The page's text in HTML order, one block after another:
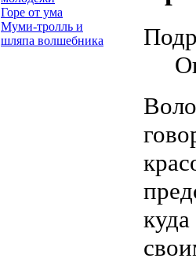
Горе от ума
Муми-тролль и
шляпа волшебника